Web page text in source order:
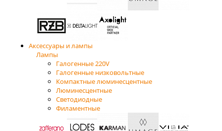
Аксессуары и лампы
Лампы
Галогенные 220V
Галогенные низковольтные
Компактные люминесцентные
Люминесцентные
Светодиодные
Филаментные